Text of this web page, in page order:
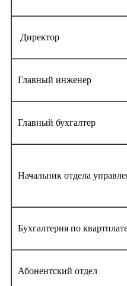
Директор
Главный инженер
Главный бухгалтер
Начальник отдела
Бухгалтерия по
Абонентский отдел